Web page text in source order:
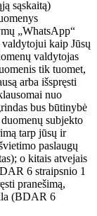
sąskaitą)
„WhatsApp“
kaip Jūsų
valdytojas
tik tuomet,
arba išspręsti
nuo
bus būtinybė
subjekto
tarp jūsų ir
paslaugų
o kitais atvejais
6 straipsnio 1
pranešimą,
(BDAR 6